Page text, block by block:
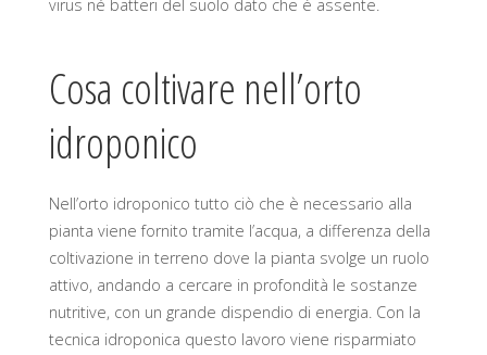
virus né batteri del suolo dato che è assente.
Cosa coltivare nell’orto
idroponico
Nell’orto idroponico tutto ciò che è necessario alla
pianta viene fornito tramite l’acqua, a differenza della
coltivazione in terreno dove la pianta svolge un ruolo
attivo, andando a cercare in profondità le sostanze
nutritive, con un grande dispendio di energia. Con la
tecnica idroponica questo lavoro viene risparmiato